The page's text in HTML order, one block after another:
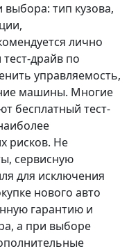
тип кузова,
лично
драйв по
управляемость,
машины. Многие
бесплатный тест-
рисков. Не
сервисную
для исключения
нового авто
гарантию и
а при выборе